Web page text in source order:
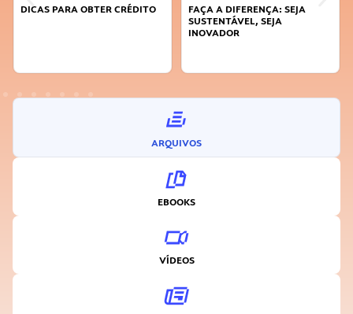
DICAS PARA OBTER CRÉDITO
FAÇA A DIFERENÇA: SEJA
SUSTENTÁVEL, SEJA
INOVADOR
ARQUIVOS
EBOOKS
VÍDEOS